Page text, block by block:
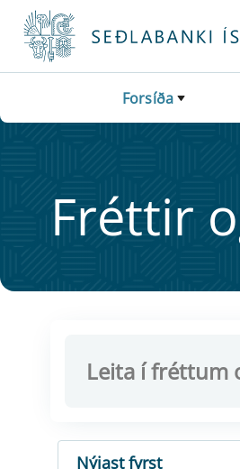
Fara beint í Meginmál
Forsíða
Frétt­ir
RÖÐUN